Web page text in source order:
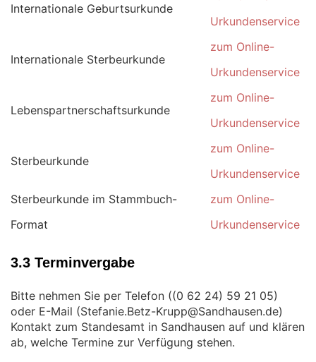
Internationale Geburtsurkunde
Urkundenservice
Internationale Sterbeurkunde
zum Online-
Urkundenservice
Lebenspartnerschaftsurkunde
zum Online-
Urkundenservice
Sterbeurkunde
zum Online-
Urkundenservice
Sterbeurkunde im Stammbuch-
Format
zum Online-
Urkundenservice
3.3 Terminvergabe
Bitte nehmen Sie per Telefon (
)
oder E-Mail (
)
Kontakt zum Standesamt in Sandhausen auf und klären
ab, welche Termine zur Verfügung stehen.